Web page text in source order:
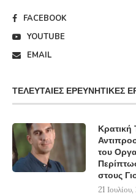
FACEBOOK
YOUTUBE
EMAIL
ΤΕΛΕΥΤΑΊΕΣ ΕΡΕΥΝΗΤΙΚΈΣ
Κρατική
του
στους
21